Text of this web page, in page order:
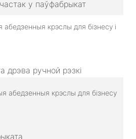
у паўфабрыкат
дрэва ручной рэзкі